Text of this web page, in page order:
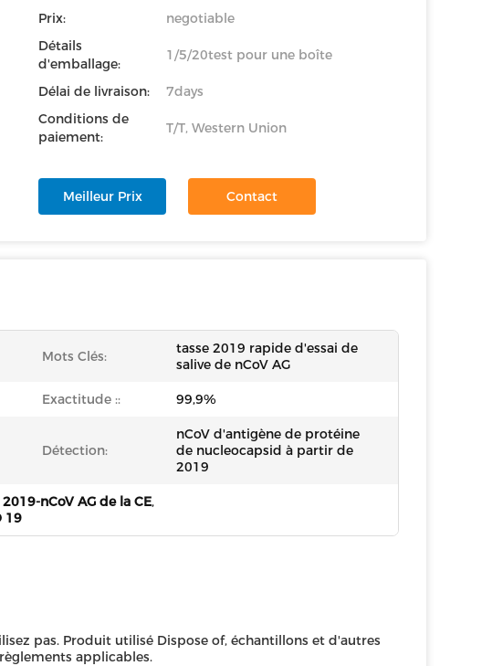
Prix:
negotiable
Détails
d'emballage:
1/5/20test pour une boîte
Délai de livraison:
7days
Conditions de
paiement:
T/T, Western Union
Meilleur Prix Contact
Mots Clés:
tasse 2019 rapide d'essai de
salive de nCoV AG
Exactitude :: 99,9%
Détection:
nCoV d'antigène de protéine
de nucleocapsid à partir de
2019
nCoV AG de la CE,
19
pas. Produit utilisé Dispose of, échantillons et d'autres
applicables.